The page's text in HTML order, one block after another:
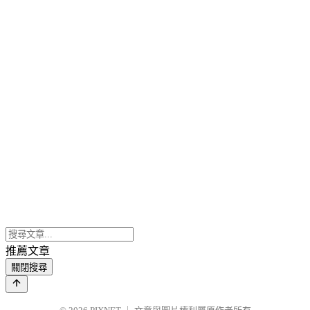
推薦文章
關閉搜尋